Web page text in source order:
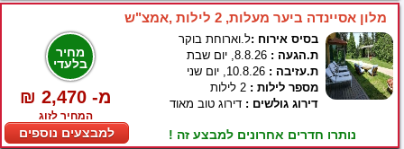
מלון אסיינדה ביער מעלות, 2 לילות ,אמצ"ש
מחיר
בלעדי
₪ 2,470 -מ
המחיר לזוג
למבצעים נוספים
בסיס אירוח :ל.וארוחת בוקר
ת.הגעה :
ת.עזיבה :
מספר לילות :
דירוג גולשים : דירוג טוב מאוד
נותרו חדרים אחרונים למבצע זה !